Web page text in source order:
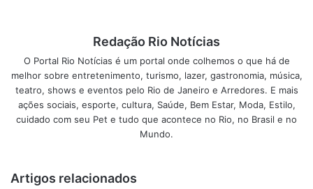
polícia rio de janeiro
Prefeitura do Rio de Janeiro
previsão do tempo rio de janeiro
tiroteio no rio de janeiro
Redação Rio Notícias
O Portal Rio Notícias é um portal onde colhemos o que há de
melhor sobre entretenimento, turismo, lazer, gastronomia, música,
teatro, shows e eventos pelo Rio de Janeiro e Arredores. E mais
ações sociais, esporte, cultura, Saúde, Bem Estar, Moda, Estilo,
cuidado com seu Pet e tudo que acontece no Rio, no Brasil e no
Mundo.
Artigos relacionados